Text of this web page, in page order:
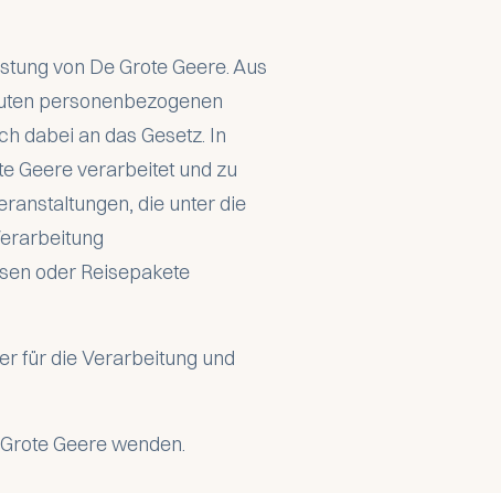
von De Grote Geere. Aus
personenbezogenen
dabei an das Gesetz. In
Geere verarbeitet und zu
die unter die
oder Reisepakete
für die Verarbeitung und
Geere wenden.